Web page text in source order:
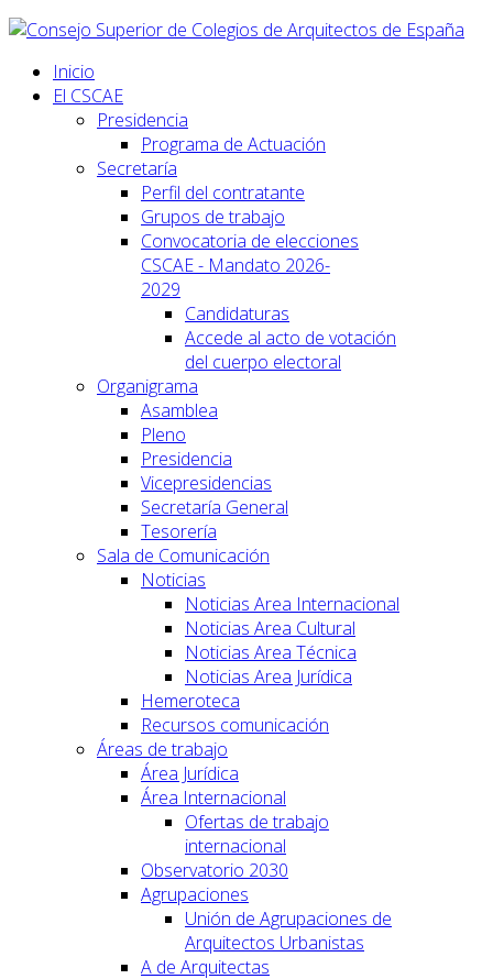
Inicio
El CSCAE
Presidencia
Programa de Actuación
Secretaría
Perfil del contratante
Grupos de trabajo
Convocatoria de elecciones
CSCAE - Mandato 2026-
2029
Candidaturas
Accede al acto de votación
del cuerpo electoral
Organigrama
Asamblea
Pleno
Presidencia
Vicepresidencias
Secretaría General
Tesorería
Sala de Comunicación
Noticias
Noticias Area Internacional
Noticias Area Cultural
Noticias Area Técnica
Noticias Area Jurídica
Hemeroteca
Recursos comunicación
Áreas de trabajo
Área Jurídica
Área Internacional
Ofertas de trabajo
internacional
Observatorio 2030
Agrupaciones
Unión de Agrupaciones de
Arquitectos Urbanistas
A de Arquitectas